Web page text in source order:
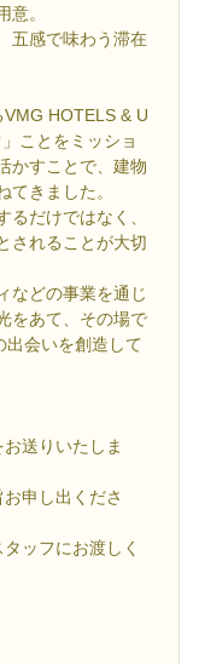
意。
五感で味わう滞在
HOTELS & U
ことをミッショ
かすことで、建物
きました。
だけではなく、
されることが大切
などの事業を通じ
をあて、その場で
出会いを創造して
送りいたしま
申し出くださ
ッフにお渡しく